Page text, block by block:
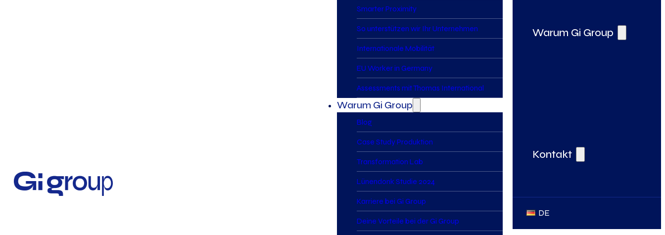
Smarter Proximity
So unterstützen wir Ihr Unternehmen
Internationale Mobilität
EU Worker in Germany
Assessments mit Thomas International
Warum Gi Group
Blog
Case Study Produktion
Transformation Lab
Lünendonk Studie 2024
Karriere bei Gi Group
Deine Vorteile bei der Gi Group
Warum Gi Group
Kontakt
DE